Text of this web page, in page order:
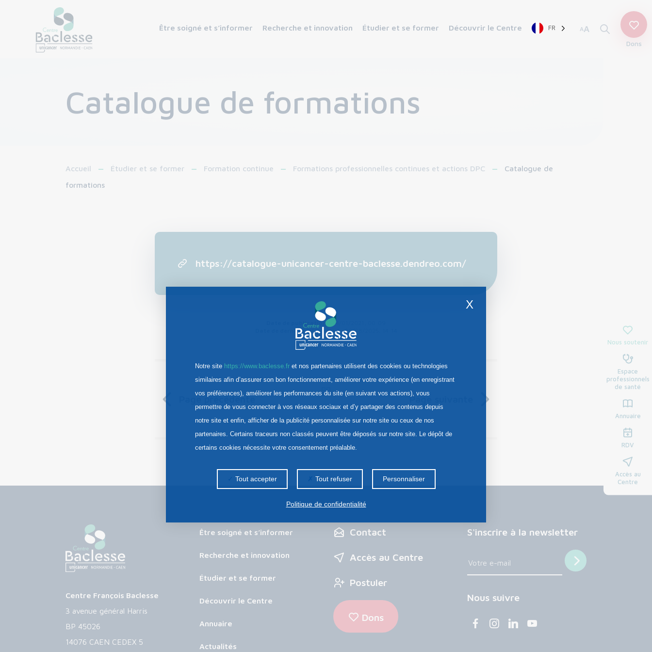
Être soigné et s’informer Recherche et innovation Étudier et se former Découvrir le Centre FR AA
Dons
Catalogue de formations
Accueil Étudier et se former Formation continue Formations professionnelles continues et actions DPC
Catalogue de
formations
Nous soutenir
Espace
professionnels
de santé
Annuaire
RDV
Accès au
Centre
https://catalogue-unicancer-centre-baclesse.dendreo.com/
Date de publication :
24/01/2021, 00:09
Date de dernière mise à jour :20/08/2025, 14:14
Page précédente
Sommaire
Page suivante
Centre François Baclesse
3 avenue général Harris
BP 45026
14076 CAEN CEDEX 5
Être soigné et s’informer
Recherche et innovation
Étudier et se former
Découvrir le Centre
Annuaire
Actualités
Contact
Accès au Centre
Postuler
Dons
S'inscrire à la newsletter
Nous suivre
X
Notre site https://www.baclesse.fr et nos partenaires utilisent des cookies ou technologies
similaires afin d’assurer son bon fonctionnement, améliorer votre expérience (en enregistrant
vos préférences), améliorer les performances du site (en suivant vos actions), vous
permettre de vous connecter à vos réseaux sociaux et d’y partager des contenus depuis
notre site et enfin, afficher de la publicité personnalisée sur notre site ou ceux de nos
partenaires. Certains traceurs non classés peuvent être déposés sur notre site. Le dépôt de
certains cookies nécessite votre consentement préalable.
Tout accepter Tout refuser Personnaliser
Politique de confidentialité